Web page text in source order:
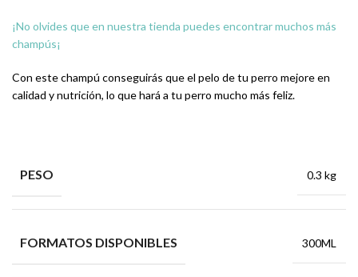
¡No olvides que en nuestra tienda puedes encontrar muchos más
champús¡
Con este champú conseguirás que el pelo de tu perro mejore en
calidad y nutrición, lo que hará a tu perro mucho más feliz.
PESO 0.3 kg
FORMATOS DISPONIBLES 300ML